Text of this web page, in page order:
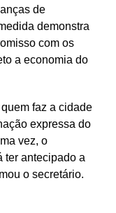
de
demonstra
com os
a economia do
faz a cidade
expressa do
vez, o
ter antecipado a
o secretário.